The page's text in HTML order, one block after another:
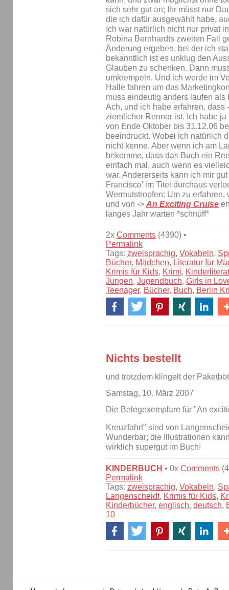
sich sehr gut an; Ihr müsst nur
die ich dafür ausgewählt habe,
Ich war natürlich nicht nur privat
Robina Bernhardts zweiten Fall
Änderung ergeben, bei der ich
bekanntlich ist es unklug den
Glauben zu schenken. Dann
umkrempeln. Und ich werde im
Halle fahren um das
muss eindeutig anders laufen als
Ach, und ich habe erfahren, dass
ziemlicher Renner ist. Ich habe
von Ende Oktober bis 31.12.06
beeindruckt. Wobei ich natürlich
nicht kenne. Aber wenn ich am
bekomme, dass das Buch ein
einfach mal, auch wenn es
war. Andererseits kann ich mir
Francisco' im Titel durchaus
Wermutstropfen: Um zu
und von -> An Exciting Cruise
langes Jahr warten *schnüff*
2x Comments (4390) •
Permalink
Tags: zweisprachig, Vokabeln,
Bücher, Mädchen, Literatur für
Krimis für Kids, Krimi,
Jungen, Jugendbuch, Girls in
Teenager, Bücher, Buch, Berlin
Nichts bestellt
und trotzdem klingelt der
Samstag, 10. März 2007
Die Belegexemplare für "An
Kreuzfahrt" sind von
Wunderbar; die Illustrationen
wirklich supergut im Buch!
KINDERBUCH • 0x Comments
Permalink
Tags: zweisprachig, Vokabeln,
Langenscheidt, Krimis für Kids,
Kinderbücher, englisch, deutsch,
10